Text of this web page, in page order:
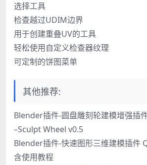
选择工具
检查越过UDIM边界
用于创建重叠UV的工具
轻松使用自定义检查器纹理
可定制的饼图菜单
其他推荐:
Blender插件-圆盘雕刻轮建模增强插
–Sculpt Wheel v0.5
Blender插件-快速图形三维建模插件
含使用教程